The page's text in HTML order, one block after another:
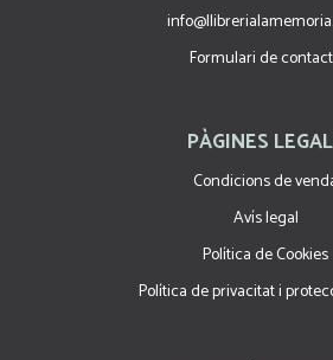
Formulari de
PÀGINES
Condicions de
Avís legal
Política de Cookies
Política de privacitat i